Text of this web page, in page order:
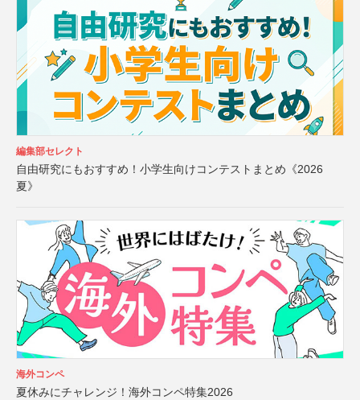
編集部セレクト
自由研究にもおすすめ！小学生向けコンテストまとめ《2026
夏》
海外コンペ
夏休みにチャレンジ！海外コンペ特集2026